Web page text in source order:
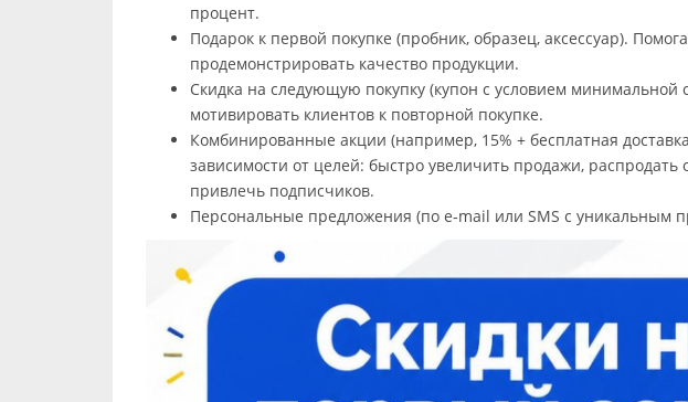
процент.
Подарок к первой покупке (пробник, образец, аксессуар).
продемонстрировать качество продукции.
Скидка на следующую покупку (купон с условием минимальной
мотивировать клиентов к повторной покупке.
Комбинированные акции (например, 15% + бесплатная
зависимости от целей: быстро увеличить продажи, распродать
привлечь подписчиков.
Персональные предложения (по e‑mail или SMS с уникальным